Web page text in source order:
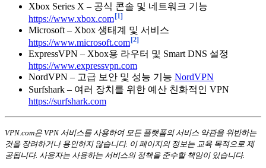
Xbox Series X – 공식 콘솔 및 네트워크 기능
https://www.xbox.com [1]
Microsoft – Xbox 생태계 및 서비스
https://www.microsoft.com [2]
ExpressVPN – Xbox용 라우터 및 Smart DNS 설정
https://www.expressvpn.com
NordVPN – 고급 보안 및 성능 기능 NordVPN
Surfshark – 여러 장치를 위한 예산 친화적인 VPN
https://surfshark.com
VPN.com은 VPN 서비스를 사용하여 모든 플랫폼의 서비스 약관을 위반하는
것을 장려하거나 용인하지 않습니다. 이 페이지의 정보는 교육 목적으로 제
공됩니다. 사용자는 사용하는 서비스의 정책을 준수할 책임이 있습니다.